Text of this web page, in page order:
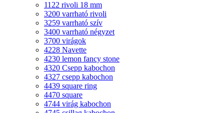
1122 rivoli 18 mm
3200 varrható rivoli
3259 varrható szív
3400 varrható négyzet
3700 virágok
4228 Navette
4230 lemon fancy stone
4320 Csepp kabochon
4327 csepp kabochon
4439 square ring
4470 square
4744 virág kabochon